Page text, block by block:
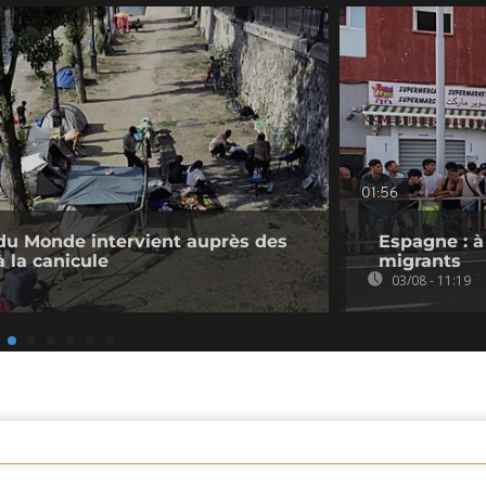
Monde intervient auprès des
la canicule
01:56
Espagne :
migrants
03/08 - 11:19